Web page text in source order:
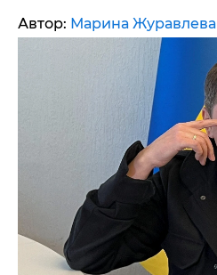
Автор: Марина Журавлева